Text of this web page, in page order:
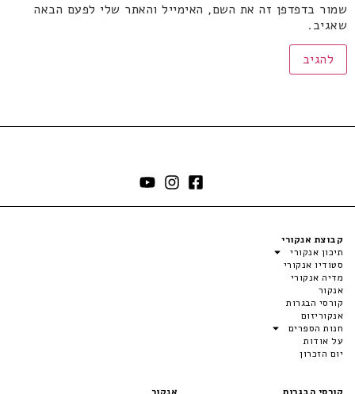
שמור בדפדפן זה את השם, האימייל והאתר שלי לפעם הבאה
שאגיב.
קבוצת אנקורי
תיכון אנקורי
סטודיו אנקורי
מדיה אנקורי
אנקור
קורסי הבגרות
אנקוריזום
חנות הספרים
על אודות
יום הזכרון